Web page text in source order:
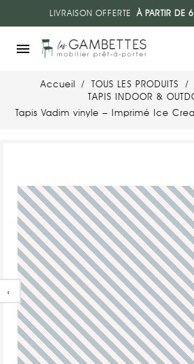
LIVRAISON OFFERTEÀ PARTIR DE
menu
Accueil TOUS LES PRODUITS
TAPIS INDOOR &
Tapis Vadim vinyle – Imprimé Ice
‹